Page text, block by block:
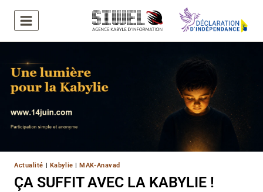
contenu
Actualité | Kabylie |MAK-Anavad
ÇA SUFFIT AVEC LA KABYLIE !